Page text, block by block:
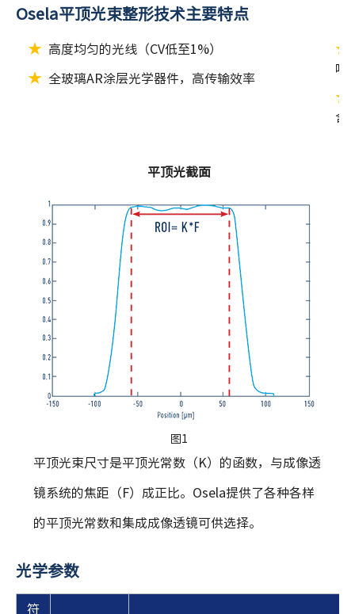
Osela平顶光束整形技术主要特点
★ 高度均匀的光线（CV低至1%）
★ 全玻璃AR涂层光学器件，高传输效率
★
噪
★
含
平顶光截面
图1
平顶光束尺寸是平顶光常数（K）的函数，与成像透
镜系统的焦距（F）成正比。Osela提供了各种各样
的平顶光常数和集成成像透镜可供选择。
光学参数
符